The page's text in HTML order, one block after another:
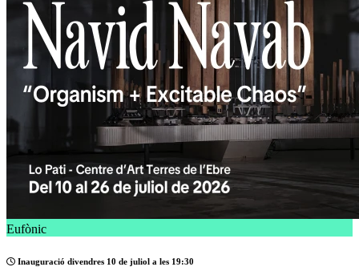
Eufònic
Inauguració divendres 10 de juliol a les 19:30